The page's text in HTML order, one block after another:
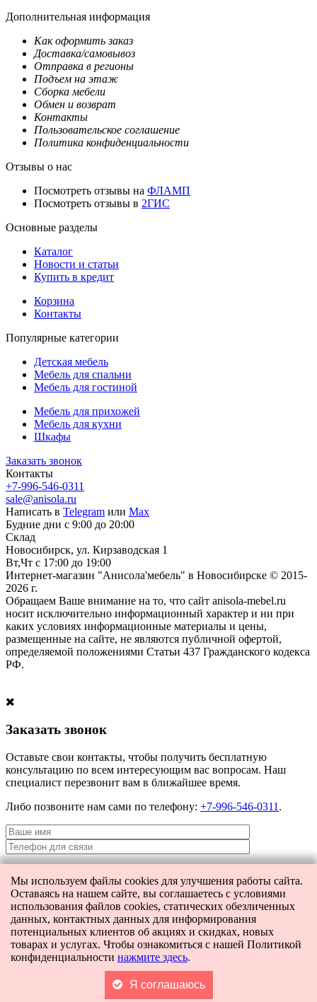
Дополнительная информация
Как оформить заказ
Доставка/самовывоз
Отправка в регионы
Подъем на этаж
Сборка мебели
Обмен и возврат
Контакты
Пользовательское соглашение
Политика конфиденциальности
Отзывы о нас
Посмотреть отзывы на ФЛАМП
Посмотреть отзывы в 2ГИС
Основные разделы
Каталог
Новости и статьи
Купить в кредит
Корзина
Контакты
Популярные категории
Детская мебель
Мебель для спальни
Мебель для гостиной
Мебель для прихожей
Мебель для кухни
Шкафы
Заказать звонок
Контакты
+7-996-546-0311
sale@anisola.ru
Написать в Telegram или Max
Будние дни с 9:00 до 20:00
Склад
Новосибирск, ул. Кирзаводская 1
Вт,Чт с 17:00 до 19:00
Интернет-магазин "Анисола'мебель" в Новосибирске © 2015-
2026 г.
Обращаем Ваше внимание на то, что сайт anisola-mebel.ru
носит исключительно информационный характер и ни при
каких условиях информационные материалы и цены,
размещенные на сайте, не являются публичной офертой,
определяемой положениями Статьи 437 Гражданского кодекса
РФ.
Заказать звонок
Оставьте свои контакты, чтобы получить бесплатную
консультацию по всем интересующим вас вопросам. Наш
специалист перезвонит вам в ближайшее время.
Либо позвоните нам сами по телефону: +7-996-546-0311 .
Я даю согласие наобработку персональных данныхи согласие на
передачу этих данных третьим лицам.
[contact-form-7 404 "Not Found"]
Поиск
Мы используем файлы cookies для улучшения работы сайта.
Оставаясь на нашем сайте, вы соглашаетесь с условиями
использования файлов cookies, статических обезличенных
данных, контактных данных для информирования
потенциальных клиентов об акциях и скидках, новых
товарах и услугах. Чтобы ознакомиться с нашей Политикой
конфиденциальности нажмите здесь.
Я соглашаюсь